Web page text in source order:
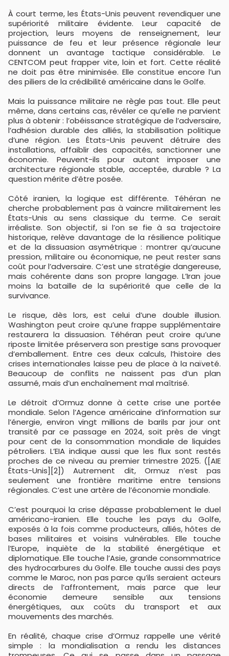
À court terme, les États-Unis peuvent revendiquer une
supériorité militaire évidente. Leur capacité de
projection, leurs moyens de renseignement, leur
puissance de feu et leur présence régionale leur
donnent un avantage tactique considérable. Le
CENTCOM peut frapper vite, loin et fort. Cette réalité
ne doit pas être minimisée. Elle constitue encore l’un
des piliers de la crédibilité américaine dans le Golfe.
Mais la puissance militaire ne règle pas tout. Elle peut
même, dans certains cas, révéler ce qu’elle ne parvient
plus à obtenir : l’obéissance stratégique de l’adversaire,
l’adhésion durable des alliés, la stabilisation politique
d’une région. Les États-Unis peuvent détruire des
installations, affaiblir des capacités, sanctionner une
économie. Peuvent-ils pour autant imposer une
architecture régionale stable, acceptée, durable ? La
question mérite d’être posée.
Côté iranien, la logique est différente. Téhéran ne
cherche probablement pas à vaincre militairement les
États-Unis au sens classique du terme. Ce serait
irréaliste. Son objectif, si l’on se fie à sa trajectoire
historique, relève davantage de la résilience politique
et de la dissuasion asymétrique : montrer qu’aucune
pression, militaire ou économique, ne peut rester sans
coût pour l’adversaire. C’est une stratégie dangereuse,
mais cohérente dans son propre langage. L’Iran joue
moins la bataille de la supériorité que celle de la
survivance.
Le risque, dès lors, est celui d’une double illusion.
Washington peut croire qu’une frappe supplémentaire
restaurera la dissuasion. Téhéran peut croire qu’une
riposte limitée préservera son prestige sans provoquer
d’emballement. Entre ces deux calculs, l’histoire des
crises internationales laisse peu de place à la naïveté.
Beaucoup de conflits ne naissent pas d’un plan
assumé, mais d’un enchaînement mal maîtrisé.
Le détroit d’Ormuz donne à cette crise une portée
mondiale. Selon l’Agence américaine d’information sur
l’énergie, environ vingt millions de barils par jour ont
transité par ce passage en 2024, soit près de vingt
pour cent de la consommation mondiale de liquides
pétroliers. L’EIA indique aussi que les flux sont restés
proches de ce niveau au premier trimestre 2025. ([AIE
États-Unis][2]) Autrement dit, Ormuz n’est pas
seulement une frontière maritime entre tensions
régionales. C’est une artère de l’économie mondiale.
C’est pourquoi la crise dépasse probablement le duel
américano-iranien. Elle touche les pays du Golfe,
exposés à la fois comme producteurs, alliés, hôtes de
bases militaires et voisins vulnérables. Elle touche
l’Europe, inquiète de la stabilité énergétique et
diplomatique. Elle touche l’Asie, grande consommatrice
des hydrocarbures du Golfe. Elle touche aussi des pays
comme le Maroc, non pas parce qu’ils seraient acteurs
directs de l’affrontement, mais parce que leur
économie demeure sensible aux tensions
énergétiques, aux coûts du transport et aux
mouvements des marchés.
En réalité, chaque crise d’Ormuz rappelle une vérité
simple : la mondialisation a rendu les distances